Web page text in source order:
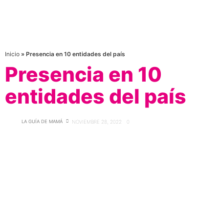
Inicio » Presencia en 10 entidades del país
Presencia en 10
entidades del país
LA GUÍA DE MAMÁ NOVIEMBRE 28, 2022 0